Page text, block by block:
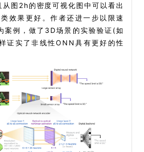
图2h的密度可视化图中可以看出
效果更好。作者还进一步以限速
案例，做了3D场景的实验验证(如
证实了非线性ONN具有更好的性